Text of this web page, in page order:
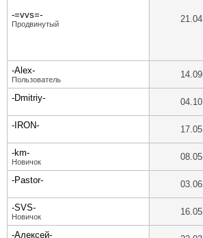
-=vvs=-
Продвинутый
-Alex-
Пользователь
-Dmitriy-
-IRON-
-km-
Новичок
-Pastor-
-SVS-
Новичок
-Алексей-